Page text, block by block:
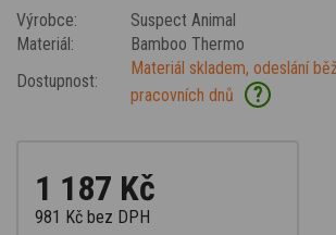
Výrobce:
Suspect Animal
Materiál:
Bamboo Thermo
Dostupnost:
Materiál skladem, odeslání
pracovních dnů
?
1 187 Kč
981 Kč bez DPH